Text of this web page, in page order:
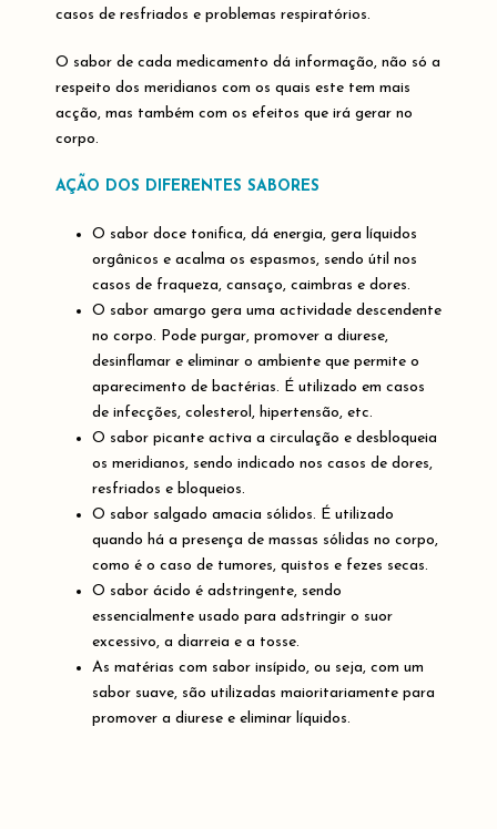
casos de resfriados e problemas respiratórios.
O sabor de cada medicamento dá informação, não só a
respeito dos meridianos com os quais este tem mais
acção, mas também com os efeitos que irá gerar no
corpo.
AÇÃO DOS DIFERENTES SABORES
O sabor doce tonifica, dá energia, gera líquidos
orgânicos e acalma os espasmos, sendo útil nos
casos de fraqueza, cansaço, caimbras e dores.
O sabor amargo gera uma actividade descendente
no corpo. Pode purgar, promover a diurese,
desinflamar e eliminar o ambiente que permite o
aparecimento de bactérias. É utilizado em casos
de infecções, colesterol, hipertensão, etc.
O sabor picante activa a circulação e desbloqueia
os meridianos, sendo indicado nos casos de dores,
resfriados e bloqueios.
O sabor salgado amacia sólidos. É utilizado
quando há a presença de massas sólidas no corpo,
como é o caso de tumores, quistos e fezes secas.
O sabor ácido é adstringente, sendo
essencialmente usado para adstringir o suor
excessivo, a diarreia e a tosse.
As matérias com sabor insípido, ou seja, com um
sabor suave, são utilizadas maioritariamente para
promover a diurese e eliminar líquidos.